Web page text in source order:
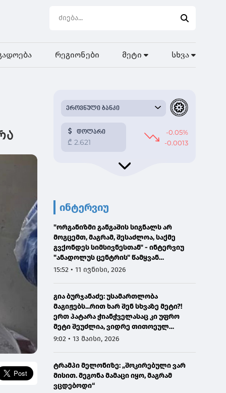
რეგიონები მეტი სხვა
ინტერვიუ
"ორგანიზმი განგაშის სიგნალს არ
მოგცემთ, მაგრამ, შესაძლოა, საქმე
გვქონდეს სიმსივნესთან" - ინტერვიუ
"ანადოლუს ცენტრის" წამყვან
ონკოლოგთან
15:52 • 11 ივნისი, 2026
გია ბურჯანაძე: უსამართლობა
მაგიჟებს...რით ხარ შენ სხვაზე მეტი?!
ერთ პატარა ჭიანჭველასაც კი უფრო
მეტი შეუძლია, ვიდრე თითოეულ
ჩვენგანს...
9:02 • 13 მაისი, 2026
ტრამპი მელონიზე: „შოკირებული ვარ
მისით. მეგონა მამაცი იყო, მაგრამ
ვცდებოდი“